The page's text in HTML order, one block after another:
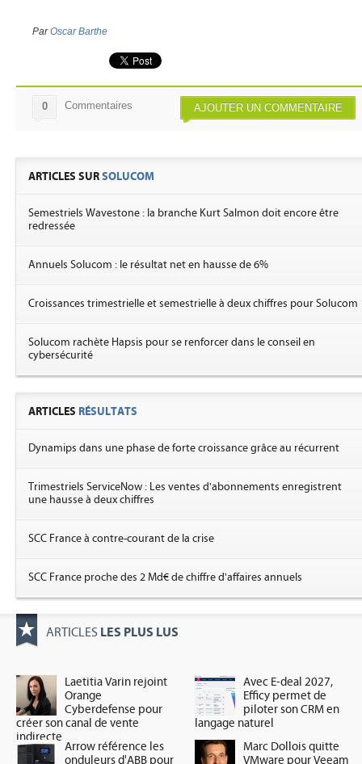
ParOscar Barthe
AJOUTER UN COMMENTAIRE
0 Commentaires
ARTICLES SURSOLUCOM
Semestriels Wavestone : la branche Kurt Salmon doit encore être
redressée
Annuels Solucom : le résultat net en hausse de 6%
Croissances trimestrielle et semestrielle à deux chiffres pour Solucom
Solucom rachète Hapsis pour se renforcer dans le conseil en
cybersécurité
ARTICLES RÉSULTATS
Dynamips dans une phase de forte croissance grâce au récurrent
Trimestriels ServiceNow : Les ventes d'abonnements enregistrent
une hausse à deux chiffres
SCC France à contre-courant de la crise
SCC France proche des 2 Md€ de chiffre d'affaires annuels
ARTICLES LES PLUS LUS
Laetitia Varin rejoint
Orange
Cyberdefense pour
créer son canal de vente
indirecte
Avec E-deal 2027,
Efficy permet de
piloter son CRM en
langage naturel
Arrow référence les
onduleurs d'ABB pour
Marc Dollois quitte
VMware pour Veeam